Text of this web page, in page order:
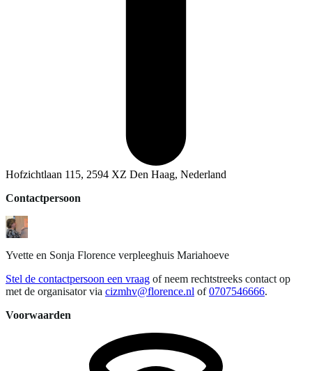
Hofzichtlaan 115, 2594 XZ Den Haag, Nederland
Contactpersoon
Yvette en Sonja Florence verpleeghuis Mariahoeve
Stel de contactpersoon een vraag of neem rechtstreeks contact op
met de organisator via cizmhv@florence.nl of 0707546666.
Voorwaarden